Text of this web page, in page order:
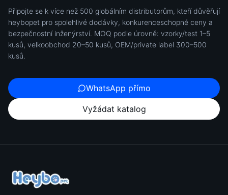
Připojte se k více než 500 globálním distributorům, kteří důvěřují
heybopet pro spolehlivé dodávky, konkurenceschopné ceny a
bezpečnostní inženýrství. MOQ podle úrovně: vzorky/test 1–5
kusů, velkoobchod 20–50 kusů, OEM/private label 300–500
kusů.
WhatsApp přímo
Vyžádat katalog